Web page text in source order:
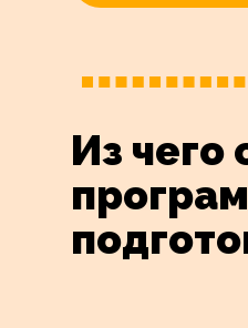
Из чего